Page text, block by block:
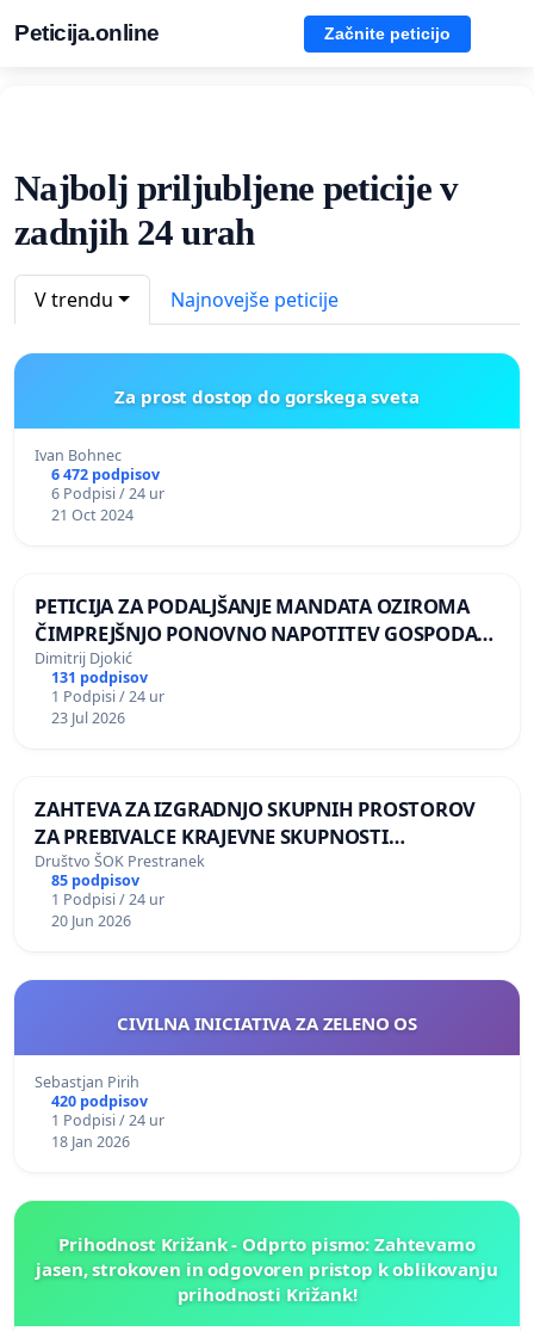
Peticija.online Začnite peticijo
Najbolj priljubljene peticije v
zadnjih 24 urah
V trendu Najnovejše peticije
Za prost dostop do gorskega sveta
Ivan Bohnec
6 472 podpisov
6 Podpisi / 24 ur
21 Oct 2024
PETICIJA ZA PODALJŠANJE MANDATA OZIROMA
ČIMPREJŠNJO PONOVNO NAPOTITEV GOSPODA
BERNARDA ŠRAJNERJA NA VELEPOSLANIŠTVO
REPUBLIKE SLOVENIJE V MOSKVI
Dimitrij Djokić
131 podpisov
1 Podpisi / 24 ur
23 Jul 2026
ZAHTEVA ZA IZGRADNJO SKUPNIH PROSTOROV
ZA PREBIVALCE KRAJEVNE SKUPNOSTI
PRESTRANEK
Društvo ŠOK Prestranek
85 podpisov
1 Podpisi / 24 ur
20 Jun 2026
CIVILNA INICIATIVA ZA ZELENO OS
Sebastjan Pirih
420 podpisov
1 Podpisi / 24 ur
18 Jan 2026
Prihodnost Križank - Odprto pismo: Zahtevamo
jasen, strokoven in odgovoren pristop k oblikovanju
prihodnosti Križank!